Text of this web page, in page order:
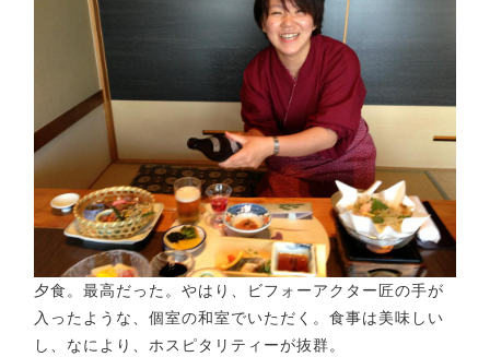
夕食。最高だった。やはり、ビフォーアクター匠の手が
入ったような、個室の和室でいただく。食事は美味しい
し、なにより、ホスピタリティーが抜群。